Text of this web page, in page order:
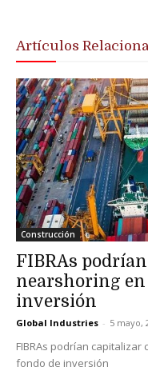
Artículos
Construcción
FIBRAs
nearshoring en
inversión
Global Industries - 5 mayo,
FIBRAs podrían
fondo de inversión